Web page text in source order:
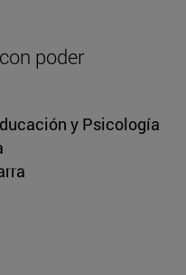
poder
y Psicología